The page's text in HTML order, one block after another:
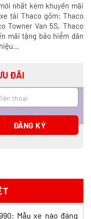
nhất kèm khuyến mãi
tải Thaco gồm: Thaco
Towner Van 5S, Thaco
mãi tặng bảo hiểm dân
ĐÃI
Mẫu xe nào đáng
SRM T35 và Tera 100s: